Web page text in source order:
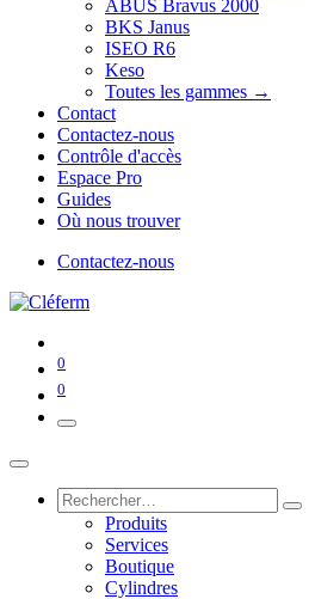
ABUS Bravus 2000
BKS Janus
ISEO R6
Keso
Toutes les gammes →
Contact
Contactez-nous
Contrôle d'accès
Espace Pro
Guides
Où nous trouver
Contactez-nous
0
0
Produits
Services
Boutique
Cylindres